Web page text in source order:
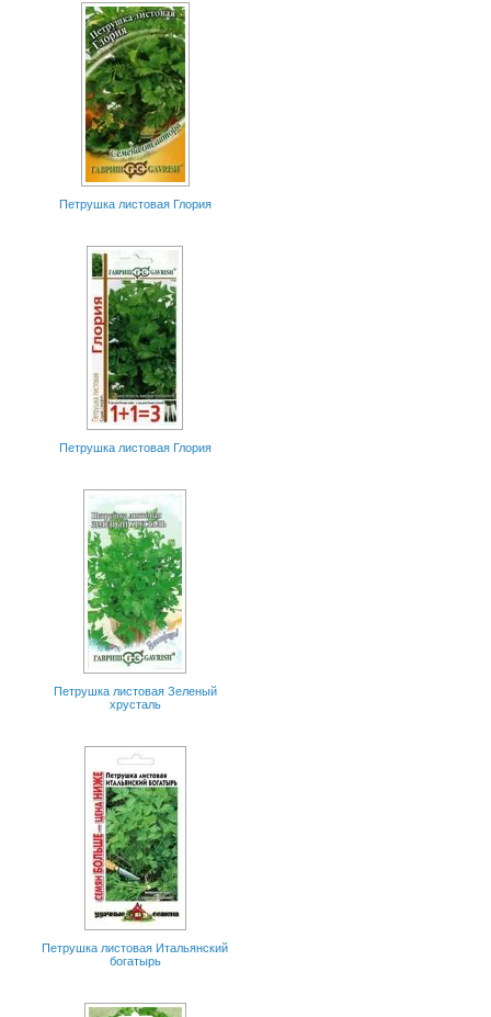
Петрушка листовая Глория
Петрушка листовая Глория
Петрушка листовая Зеленый
хрусталь
Петрушка листовая Итальянский
богатырь